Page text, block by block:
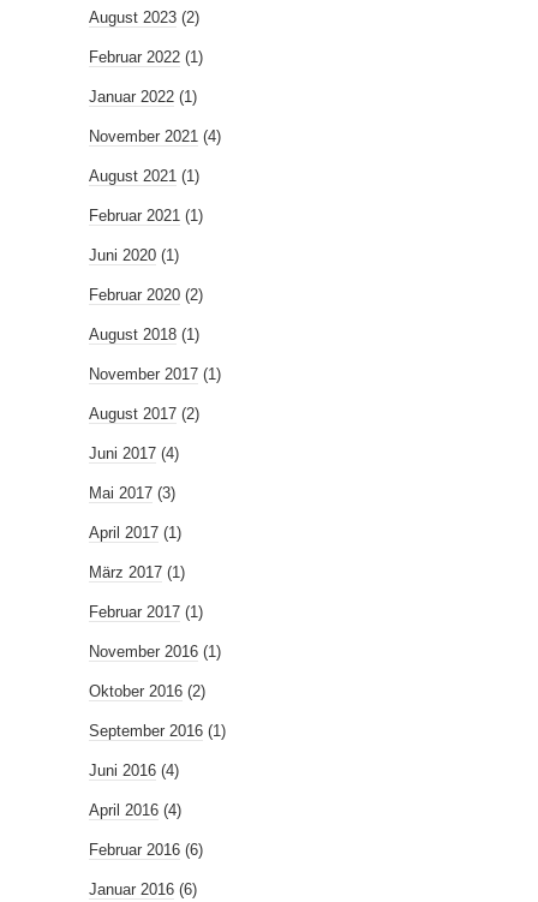
August 2023 (2)
Februar 2022 (1)
Januar 2022 (1)
November 2021 (4)
August 2021 (1)
Februar 2021 (1)
Juni 2020 (1)
Februar 2020 (2)
August 2018 (1)
November 2017 (1)
August 2017 (2)
Juni 2017 (4)
Mai 2017 (3)
April 2017 (1)
März 2017 (1)
Februar 2017 (1)
November 2016 (1)
Oktober 2016 (2)
September 2016 (1)
Juni 2016 (4)
April 2016 (4)
Februar 2016 (6)
Januar 2016 (6)